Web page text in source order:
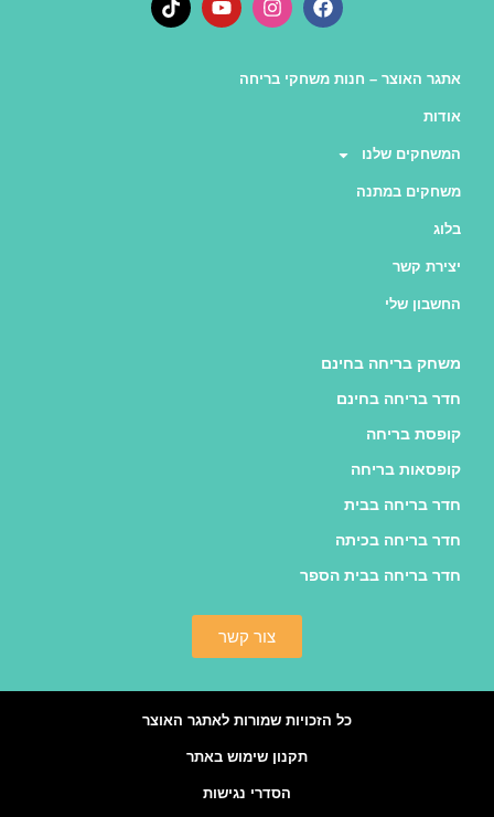
אתגר האוצר – חנות משחקי בריחה
אודות
המשחקים שלנו
משחקים במתנה
בלוג
יצירת קשר
החשבון שלי
משחק בריחה בחינם
חדר בריחה בחינם
קופסת בריחה
קופסאות בריחה
חדר בריחה בבית
חדר בריחה בכיתה
חדר בריחה בבית הספר
צור קשר
כל הזכויות שמורות לאתגר האוצר
תקנון שימוש באתר
הסדרי נגישות